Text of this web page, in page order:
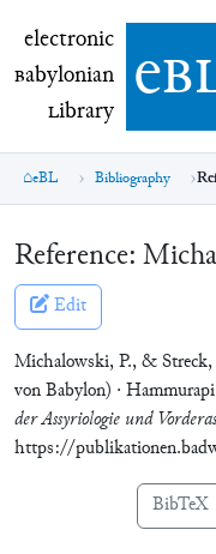
electronic
electronic
Babylonian
Library e
eBL Bibliography
Reference:
Edit
Michalowski, P., &
von Babylon) ·
der Assyriologie und
https://
BibTeX